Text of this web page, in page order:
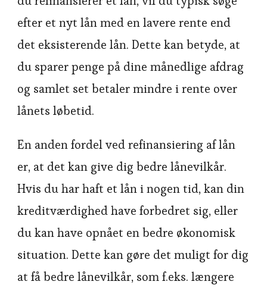
efter et nyt lån med en lavere rente end
det eksisterende lån. Dette kan betyde, at
du sparer penge på dine månedlige afdrag
og samlet set betaler mindre i rente over
lånets løbetid.
En anden fordel ved refinansiering af lån
er, at det kan give dig bedre lånevilkår.
Hvis du har haft et lån i nogen tid, kan din
kreditværdighed have forbedret sig, eller
du kan have opnået en bedre økonomisk
situation. Dette kan gøre det muligt for dig
at få bedre lånevilkår, som f.eks. længere